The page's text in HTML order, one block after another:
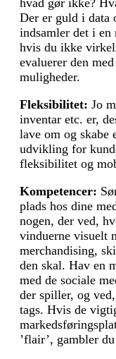
hvad gør ikke?
Der er guld i data
indsamler det i en
hvis du ikke
evaluerer den
muligheder.
Fleksibilitet: Jo
inventar etc. er,
lave om og skabe
udvikling for
fleksibilitet og
Kompetencer:
plads hos dine
nogen, der ved,
vinduerne visuelt
merchandising,
den skal. Hav en
med de sociale
der spiller, og
tags. Hvis de
’flair’, gambler